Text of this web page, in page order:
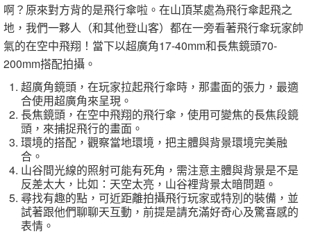
啊？原來對方背的是飛行傘啦。在山頂某處為飛行傘起飛之
地，我們一夥人（和其他登山客）都在一旁看著飛行傘玩家帥
氣的在空中飛翔！當下以超廣角17-40mm和長焦鏡頭70-
200mm搭配拍攝。
超廣角鏡頭，在玩家拉起飛行傘時，那畫面的張力，最適
合使用超廣角來呈現。
長焦鏡頭，在空中飛翔的飛行傘，使用可變焦的長焦段鏡
頭，來捕捉飛行的畫面。
環境的搭配，觀察當地環境，把主體與背景環境完美融
合。
山谷間光線的照射可能有死角，需注意主體與背景是不是
反差太大，比如：天空太亮，山谷裡背景太暗問題。
尋找有趣的點，可近距離拍攝飛行玩家或特別的裝備，並
試著跟他們聊聊天互動，前提是請充滿好奇心及驚喜感的
表情。